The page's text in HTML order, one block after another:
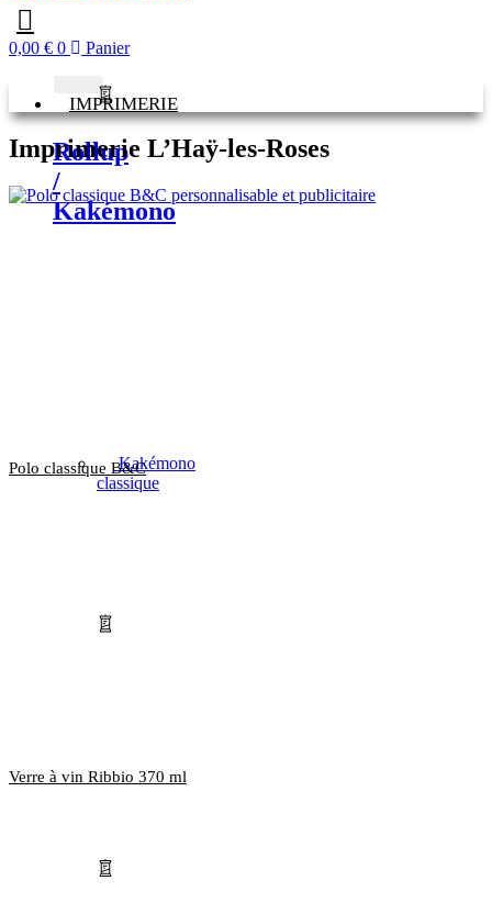
Kakémono
classique
0,00 € 0 Panier
IMPRIMERIE
Rollup
/
Kakémono
Imprimerie L’Haÿ-les-Roses
Polo classique B&C
Verre à vin Ribbio 370 ml